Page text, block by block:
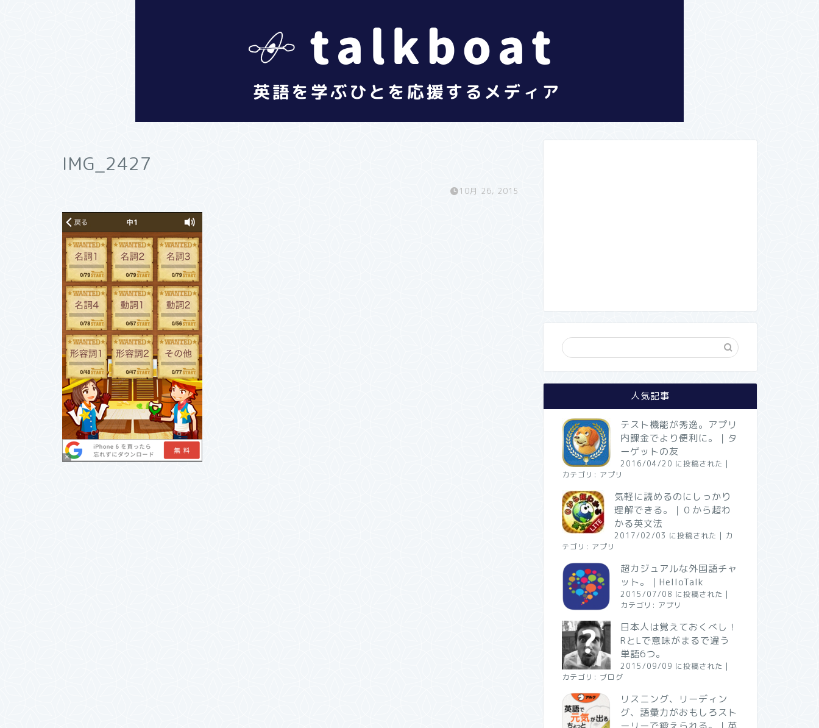
IMG_2427
10月 26, 2015
人気記事
テスト機能が秀逸。アプリ
内課金でより便利に。｜タ
ーゲットの友
2016/04/20 に投稿された |
カテゴリ: アプリ
気軽に読めるのにしっかり
理解できる。｜０から超わ
かる英文法
2017/02/03 に投稿された | カ
テゴリ: アプリ
超カジュアルな外国語チャ
ット。｜HelloTalk
2015/07/08 に投稿された |
カテゴリ: アプリ
日本人は覚えておくべし！
RとLで意味がまるで違う
単語6つ。
2015/09/09 に投稿された |
カテゴリ: ブログ
リスニング、リーディン
グ、語彙力がおもしろスト